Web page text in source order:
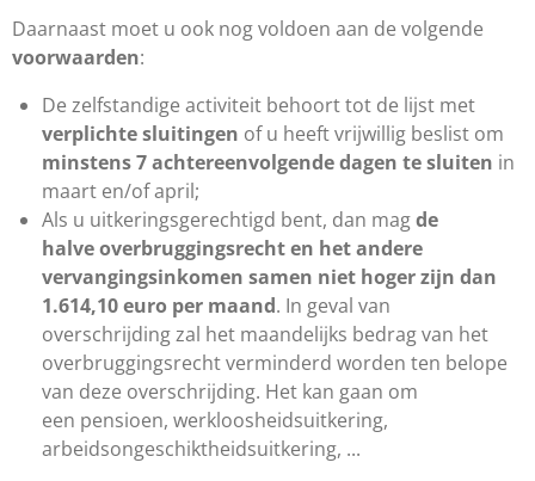
Daarnaast moet u ook nog voldoen aan de volgende
voorwaarden:
De zelfstandige activiteit behoort tot de lijst met ​​​​​
verplichte sluitingen of u heeft vrijwillig beslist om
minstens 7 achtereenvolgende dagen te sluiten in
maart en/of april;
Als u uitkeringsgerechtigd bent, dan magde
halve overbruggingsrecht en het andere
vervangingsinkomen samen niet hoger zijn dan
1.614,10 euro per maand. In geval van
overschrijding zal het maandelijks bedrag van het
overbruggingsrecht verminderd worden ten belope
van deze overschrijding. Het kan gaan om
een pensioen, werkloosheidsuitkering,
arbeidsongeschiktheidsuitkering, ...